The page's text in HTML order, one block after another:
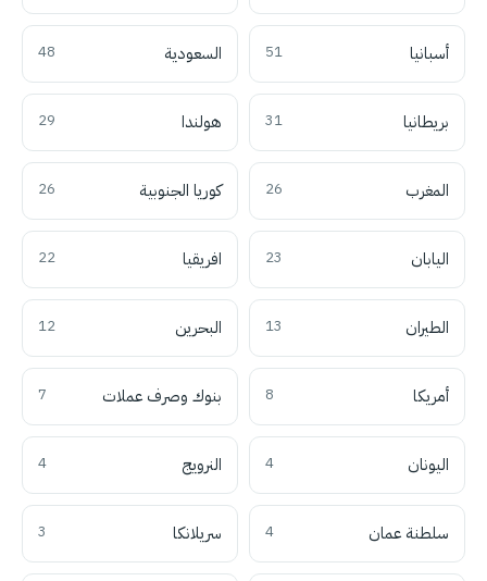
أسبانيا 51 السعودية 48
بريطانيا 31 هولندا 29
المغرب 26 كوريا الجنوبية 26
اليابان 23 افريقيا 22
الطيران 13 البحرين 12
أمريكا 8 بنوك وصرف عملات 7
اليونان 4 النرويج 4
سلطنة عمان 4 سريلانكا 3